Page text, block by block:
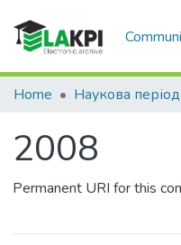
Home Наукова
2008
Permanent URI for this